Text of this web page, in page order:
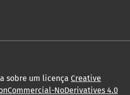
sobre um licença Creative
NoDerivatives 4.0